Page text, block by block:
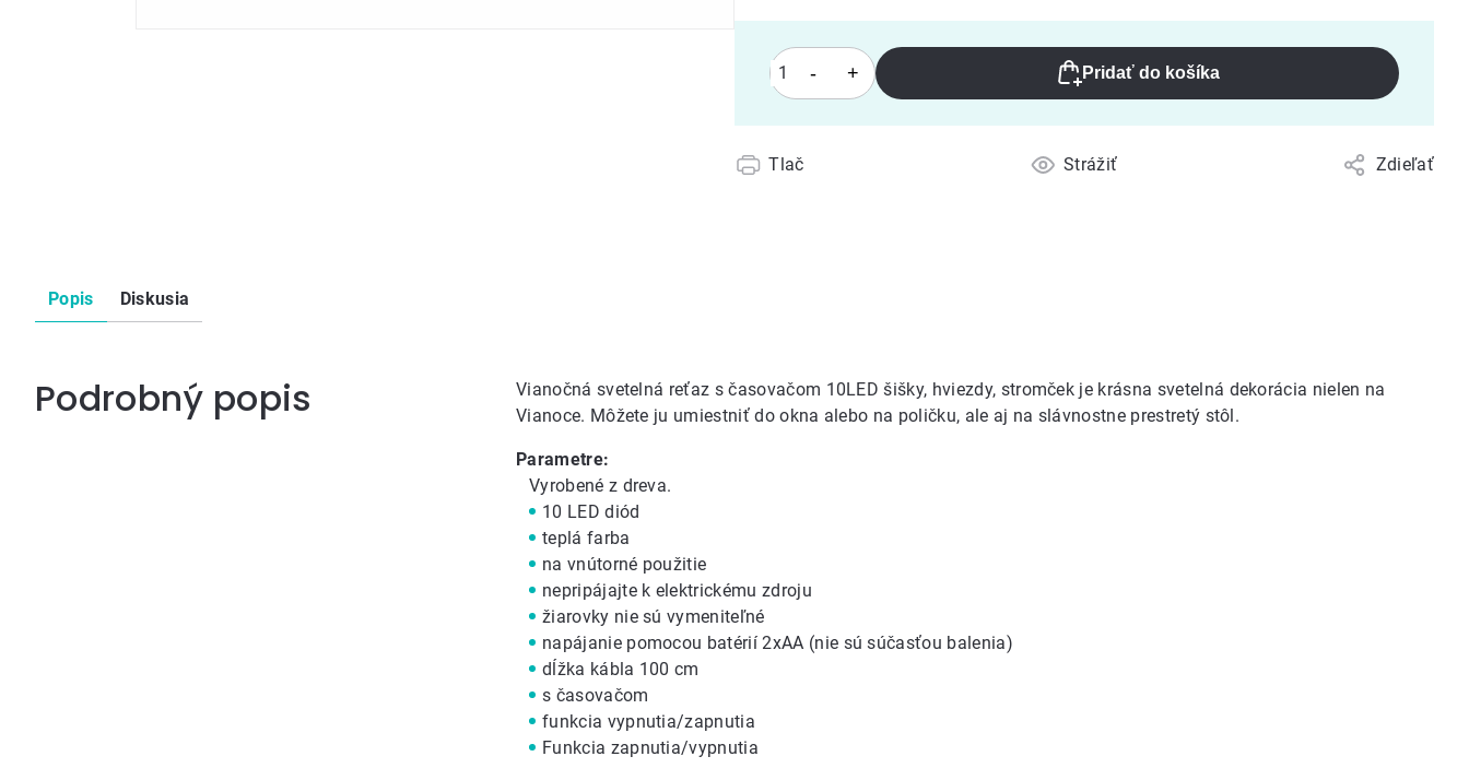
Pridať do košíka
Tlač Strážiť Zdieľať
Popis Diskusia
Podrobný popis
Vianočná svetelná reťaz s časovačom 10LED šišky, hviezdy, stromček je krásna svetelná dekorácia nielen na
Vianoce. Môžete ju umiestniť do okna alebo na poličku, ale aj na slávnostne prestretý stôl.
Parametre:
Vyrobené z dreva.
10 LED diód
teplá farba
na vnútorné použitie
nepripájajte k elektrickému zdroju
žiarovky nie sú vymeniteľné
napájanie pomocou batérií 2xAA (nie sú súčasťou balenia)
dĺžka kábla 100 cm
s časovačom
funkcia vypnutia/zapnutia
Funkcia zapnutia/vypnutia